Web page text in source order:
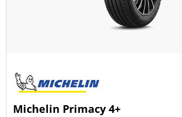
Michelin Primacy 4+